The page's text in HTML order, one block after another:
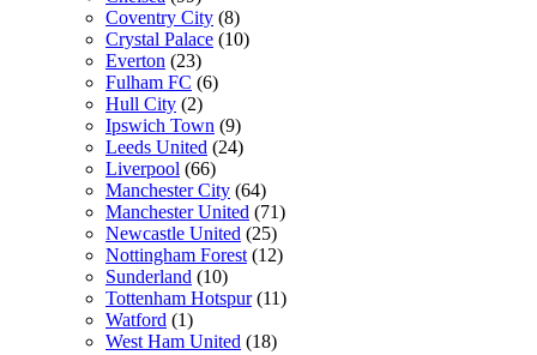
Coventry City (8)
Crystal Palace (10)
Everton (23)
Fulham FC (6)
Hull City (2)
Ipswich Town (9)
Leeds United (24)
Liverpool (66)
Manchester City (64)
Manchester United (71)
Newcastle United (25)
Nottingham Forest (12)
Sunderland (10)
Tottenham Hotspur (11)
Watford (1)
West Ham United (18)